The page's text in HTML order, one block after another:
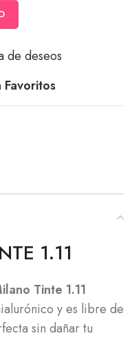
de deseos
1.11
Tinte 1.11
y es libre de
sin dañar tu